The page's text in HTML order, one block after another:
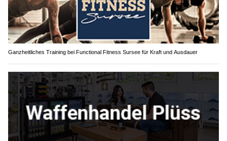
Ganzheitliches Training bei Functional Fitness Sursee für Kraft und Ausdauer